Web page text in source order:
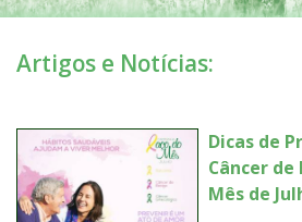
Artigos e Notícias:
Dicas de
Câncer de
Mês de